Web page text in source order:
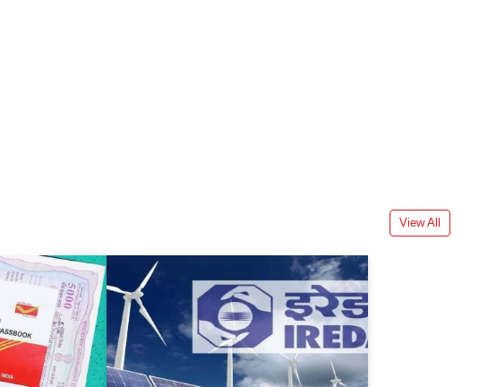
View All